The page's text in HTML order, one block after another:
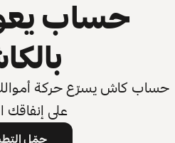
حساب
حساب كاش يسرّع حركة أموالك
على إنفاقك
حمّل